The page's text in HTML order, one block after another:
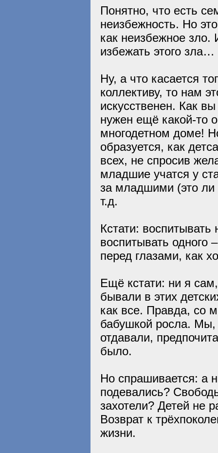
Понятно, что есть
неизбежность. Но
как неизбежное
избежать этого зла…
Ну, а что касается
коллективу, то нам
искусственен. Как
нужен ещё какой-то
многодетном доме!
образуется, как
всех, не спросив
младшие учатся у
за младшими (это ли
т.д.
Кстати:
воспитывать одного
перед глазами, как
Ещё кстати: ни я
бывали в этих
как все. Правда, со
бабушкой росла. Мы,
отдавали,
было.
Но спрашивается: а
подевались?
захотели? Детей не
Возврат к
жизни.